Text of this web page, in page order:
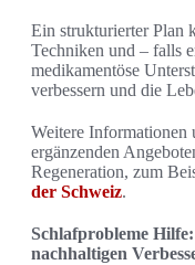
Ein strukturierter Plan
Techniken und – falls
medikamentöse
verbessern und die
Weitere Informationen
ergänzenden
Regeneration, zum
der Schweiz.
Schlafprobleme
nachhaltigen